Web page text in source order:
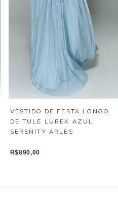
VESTIDO DE FESTA LONGO
DE TULE LUREX AZUL
SERENITY ARLES
R$890,00